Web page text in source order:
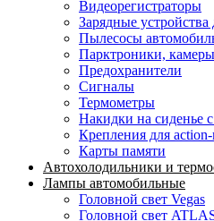
Видеорегистраторы
Зарядные устройства
Пылесосы
Парктроники, камеры
Предохранители
Сигналы
Термометры
Накидки на сиденье
Крепления для
Карты памяти
Автохолодильники и
Лампы автомобильные
Головной свет Vegas
Головной свет